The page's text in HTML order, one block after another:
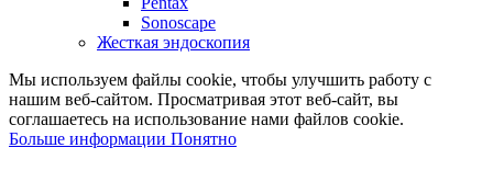
Sonoscape
Жесткая эндоскопия
Мы используем файлы cookie, чтобы улучшить работу с
нашим веб-сайтом. Просматривая этот веб-сайт, вы
соглашаетесь на использование нами файлов cookie.
Больше информации Больше
Понятно